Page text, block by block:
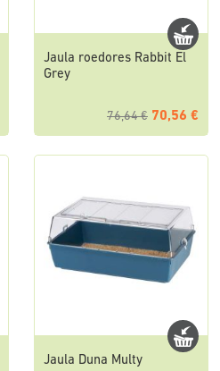
Jaula roedores Rabbit El
Grey
76,64 € 70,56 €
Jaula Duna Multy